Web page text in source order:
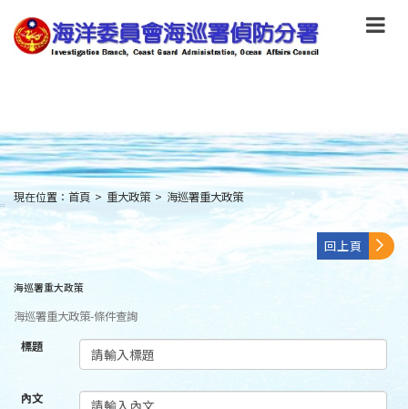
到
主
要
main
content
:::
現在位置： 首頁 > 重大政策 > 海巡署重大政策
回上頁
海巡署重大政策
海巡署重大政策-條件查詢
標題
內文